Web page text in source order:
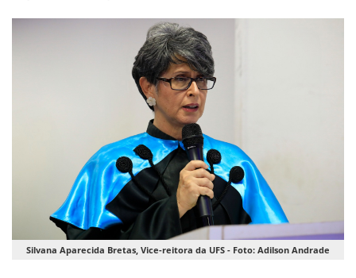
Silvana Aparecida Bretas, Vice-reitora da UFS - Foto: Adilson Andrade